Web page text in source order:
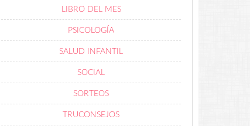
LIBRO DEL MES
PSICOLOGÍA
SALUD INFANTIL
SOCIAL
SORTEOS
TRUCONSEJOS